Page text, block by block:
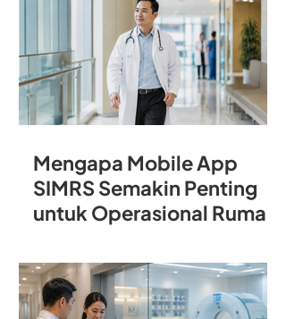
Mengapa Mobile App
SIMRS Semakin Penting
untuk Operasional Rumah